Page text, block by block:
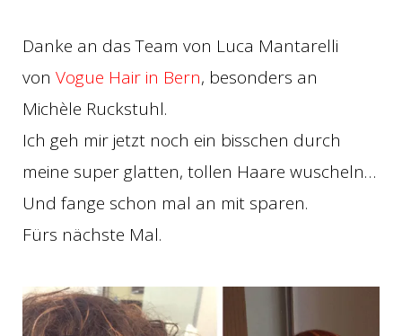
Danke an das Team von Luca Mantarelli
von Vogue Hair in Bern, besonders an
Michèle Ruckstuhl.
Ich geh mir jetzt noch ein bisschen durch
meine super glatten, tollen Haare wuscheln…
Und fange schon mal an mit sparen.
Fürs nächste Mal.